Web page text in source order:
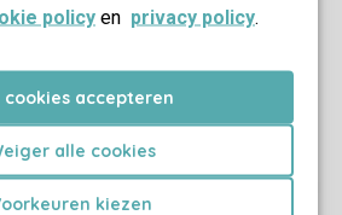
policy en privacy policy.
cookies accepteren
alle cookies
kiezen